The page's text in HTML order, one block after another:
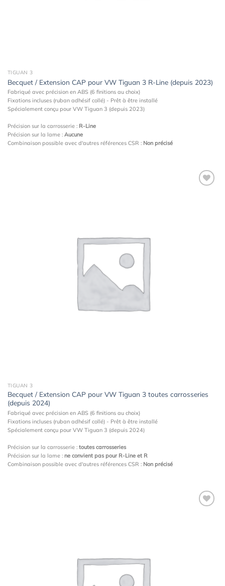
TIGUAN 3
Becquet / Extension CAP pour VW Tiguan 3 R-Line (depuis 2023)
Fabriqué avec précision en ABS (6 finitions au choix)
Fixations incluses (ruban adhésif collé) - Prêt à être installé
Spécialement conçu pour VW Tiguan 3 (depuis 2023)
Précision sur la carrosserie : R-Line
Précision sur la lame : Aucune
Combinaison possible avec d'autres références CSR : Non précisé
TIGUAN 3
Becquet / Extension CAP pour VW Tiguan 3 toutes carrosseries
(depuis 2024)
Fabriqué avec précision en ABS (6 finitions au choix)
Fixations incluses (ruban adhésif collé) - Prêt à être installé
Spécialement conçu pour VW Tiguan 3 (depuis 2024)
Précision sur la carrosserie : toutes carrosseries
Précision sur la lame : ne convient pas pour R-Line et R
Combinaison possible avec d'autres références CSR : Non précisé